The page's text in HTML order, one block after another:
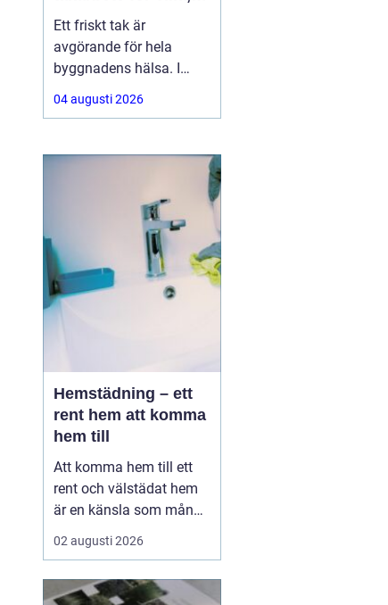
brf och företag
Ett friskt tak är
avgörande för hela
byggnadens hälsa. I
Linköping utsätts taken
för stora
kraftiga regn och tunga
börjar åldras kan små
skador snabbt växa till
dyra fuktproblem. Att
anlita en erfaren
04 augusti 2026
Hemstädning – ett
rent hem att komma
hem till
Att komma hem till ett
rent och välstädat hem
är en känsla som många
värdesätter högt. I en
hektisk storstadsmiljö
dock vara svårt att få
02 augusti 2026